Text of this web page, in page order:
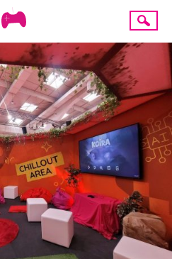
Creative
UNS
PRESSE
Suche